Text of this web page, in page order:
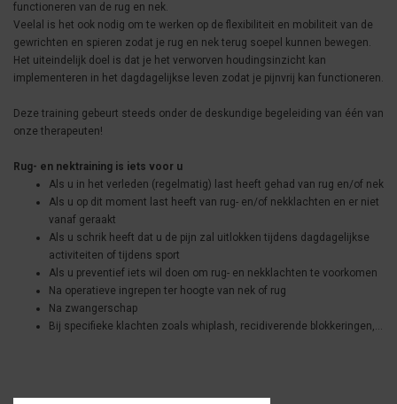
functioneren van de rug en nek.
Veelal is het ook nodig om te werken op de flexibiliteit en mobiliteit van de
gewrichten en spieren zodat je rug en nek terug soepel kunnen bewegen.
Het uiteindelijk doel is dat je het verworven houdingsinzicht kan
implementeren in het dagdagelijkse leven zodat je pijnvrij kan functioneren.
Deze training gebeurt steeds onder de deskundige begeleiding van één van
onze therapeuten!
Rug- en nektraining is iets voor u
Als u in het verleden (regelmatig) last heeft gehad van rug en/of nek
Als u op dit moment last heeft van rug- en/of nekklachten en er niet
vanaf geraakt
Als u schrik heeft dat u de pijn zal uitlokken tijdens dagdagelijkse
activiteiten of tijdens sport
Als u preventief iets wil doen om rug- en nekklachten te voorkomen
Na operatieve ingrepen ter hoogte van nek of rug
Na zwangerschap
Bij specifieke klachten zoals whiplash, recidiverende blokkeringen,…